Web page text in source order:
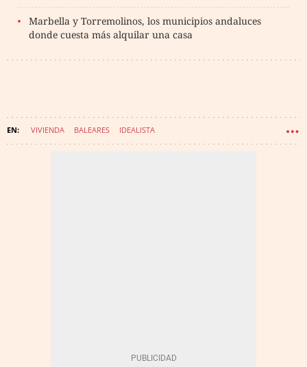
Marbella y Torremolinos, los municipios andaluces
donde cuesta más alquilar una casa
VIVIENDA BALEARES IDEALISTA